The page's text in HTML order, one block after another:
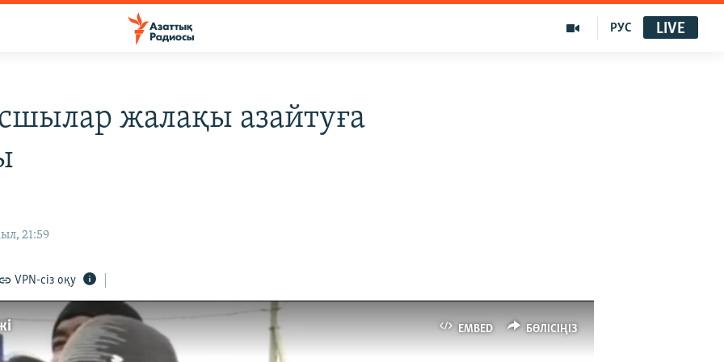
РУС LIVE
жалақы азайтуға
21:59
VPN-сіз оқу
EMBED БӨЛІСІҢІЗ